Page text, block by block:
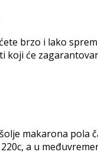
brzo i lako
će
makarona pola
a u